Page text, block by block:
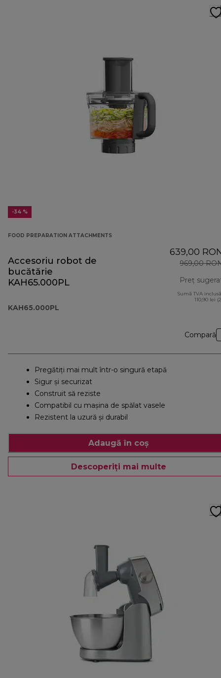
-34 %
FOOD PREPARATION ATTACHMENTS
Accesoriu robot de
bucătărie
KAH65.000PL
KAH65.000PL
639,00
969,00
Preț
Sumă TVA
110,90 lei
Compară
Pregătiți mai mult într-o singură etapă
Sigur și securizat
Construit să reziste
Compatibil cu mașina de spălat vasele
Rezistent la uzură şi durabil
Adaugă în coș
Descoperiți mai multe